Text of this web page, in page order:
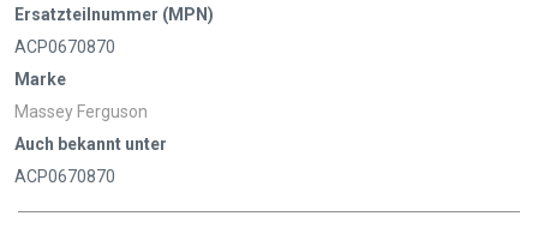
Ersatzteilnummer (MPN)
ACP0670870
Marke
Massey Ferguson
Auch bekannt unter
ACP0670870